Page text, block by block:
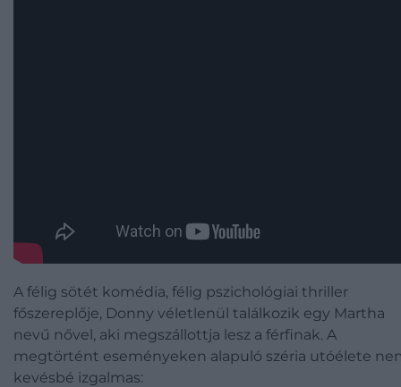
A félig sötét komédia, félig pszichológiai thriller
főszereplője, Donny véletlenül találkozik egy Martha
nevű nővel, aki megszállottja lesz a férfinak. A
megtörtént eseményeken alapuló széria utóélete
kevésbé izgalmas: